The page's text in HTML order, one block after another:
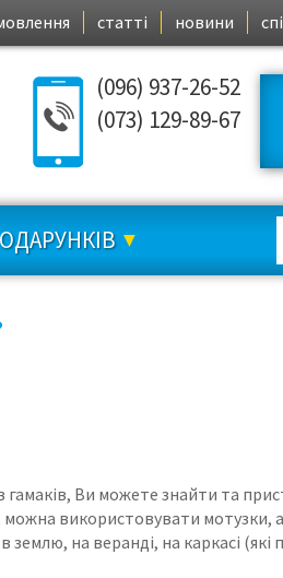
статті новини
(096) 937-26-52
(073) 129-89-67
гамаків, Ви можете знайти та
використовувати мотузки,
на веранді, на каркасі (які